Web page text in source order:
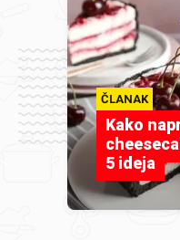
ČLANAK
Kako
5 ideja